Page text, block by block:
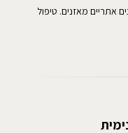
אתריים מאזנים. טיפול